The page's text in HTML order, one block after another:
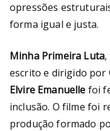
opressões
forma igual e justa.
Minha Primeira Luta
escrito e dirigido por
Elvire Emanuelle foi
inclusão. O filme foi
produção formado